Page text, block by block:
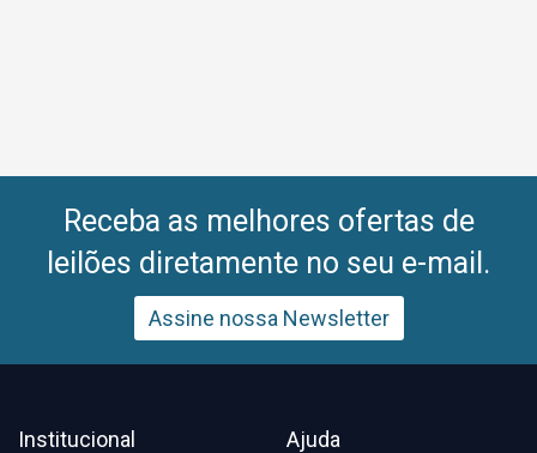
Receba as melhores ofertas de
leilões diretamente no seu e-mail.
Assine nossa Newsletter
Institucional Ajuda